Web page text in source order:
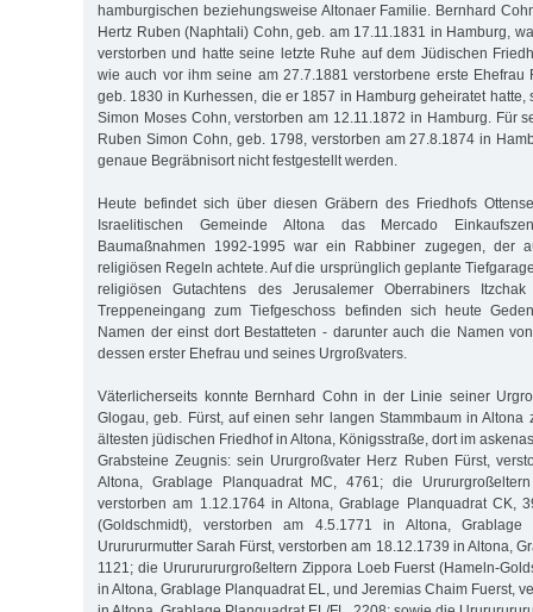
hamburgischen beziehungsweise Altonaer Familie. Bernhard
Hertz Ruben (Naphtali) Cohn, geb. am 17.11.1831 in Hamburg,
verstorben und hatte seine letzte Ruhe auf dem Jüdischen
wie auch vor ihm seine am 27.7.1881 verstorbene erste Ehefrau
geb. 1830 in Kurhessen, die er 1857 in Hamburg geheiratet hatte,
Simon Moses Cohn, verstorben am 12.11.1872 in Hamburg. Für
Ruben Simon Cohn, geb. 1798, verstorben am 27.8.1874 in
genaue Begräbnisort nicht festgestellt werden.
Heute befindet sich über diesen Gräbern des Friedhofs
Israelitischen Gemeinde Altona das Mercado
Baumaßnahmen 1992-1995 war ein Rabbiner zugegen, der
religiösen Regeln achtete. Auf die ursprünglich geplante
religiösen Gutachtens des Jerusalemer Oberrabiners
Treppeneingang zum Tiefgeschoss befinden sich heute
Namen der einst dort Bestatteten - darunter auch die Namen
dessen erster Ehefrau und seines Urgroßvaters.
Väterlicherseits konnte Bernhard Cohn in der Linie seiner
Glogau, geb. Fürst, auf einen sehr langen Stammbaum in Altona
ältesten jüdischen Friedhof in Altona, Königsstraße, dort im
Grabsteine Zeugnis: sein Ururgroßvater Herz Ruben Fürst,
Altona, Grablage Planquadrat MC, 4761; die
verstorben am 1.12.1764 in Altona, Grablage Planquadrat CK,
(Goldschmidt), verstorben am 4.5.1771 in Altona,
Ururururmutter Sarah Fürst, verstorben am 18.12.1739 in Altona,
1121; die Urururururgroßeltern Zippora Loeb Fuerst (Hameln-
in Altona, Grablage Planquadrat EL, und Jeremias Chaim Fuerst,